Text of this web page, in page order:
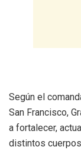
Según el
San Francisco,
a fortalecer,
distintos